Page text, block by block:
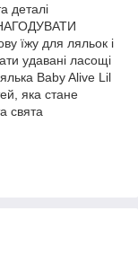
деталі
їжу для ляльок і
удавані ласощі
Baby Alive Lil
яка стане
свята